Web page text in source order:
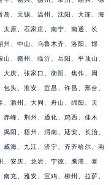
岛、无锡、温州、沈阳、大连、海
太原、石家庄、南宁、南通、长
州、中山、乌鲁木齐、洛阳、邯
、赣州、临沂、岳阳、平顶山、
庆、张家口、衡阳、焦作、周
头、淮安、宜昌、许昌、邢台、
、滁州、大同、舟山、绵阳、天
赤峰、荆州、通化、鸡西、佳木
阳、梧州、渭南、延安、长治、
威海、九江、济宁、齐齐哈尔、南
、安庆、龙岩、宁德、鹰潭、泰
充、雅安、宝鸡、柳州、拉萨、